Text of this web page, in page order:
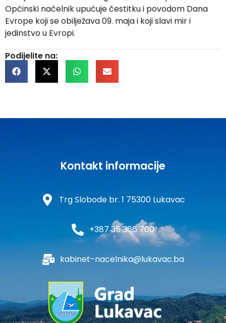
Općinski načelnik upućuje čestitku i povodom Dana
Evrope koji se obilježava 09. maja i koji slavi mir i
jedinstvo u Evropi.
Podijelite na:
Kontakt informacije
Trg Slobode br. 1 75300 Lukavac
+387 35 366 700
kabinet-nacelnika@lukavac.ba